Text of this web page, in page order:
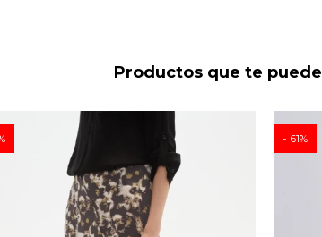
Productos que te
61